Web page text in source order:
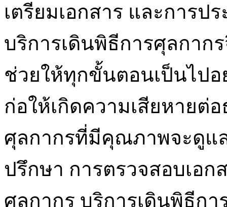
เตรียมเอกสาร และการ
บริการเดินพิธีการศุลกาก
ช่วยให้ทุกขั้นตอนเป็นไป
ก่อให้เกิดความเสียหายต่
ศุลกากรที่มีคุณภาพจะดูแ
ปรึกษา การตรวจสอบเอ
ศุลกากร บริการเดินพิธีกา